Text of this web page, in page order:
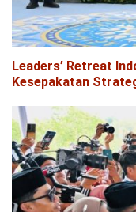
Leaders’ Retreat
Kesepakatan